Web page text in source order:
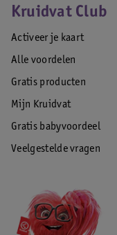
Kruidvat Club
Activeer je kaart
Alle voordelen
Gratis producten
Mijn Kruidvat
Gratis babyvoordeel
Veelgestelde vragen